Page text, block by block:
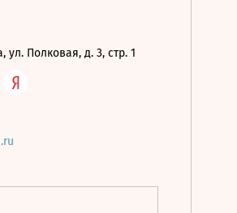
ул. Полковая, д. 3, стр. 1